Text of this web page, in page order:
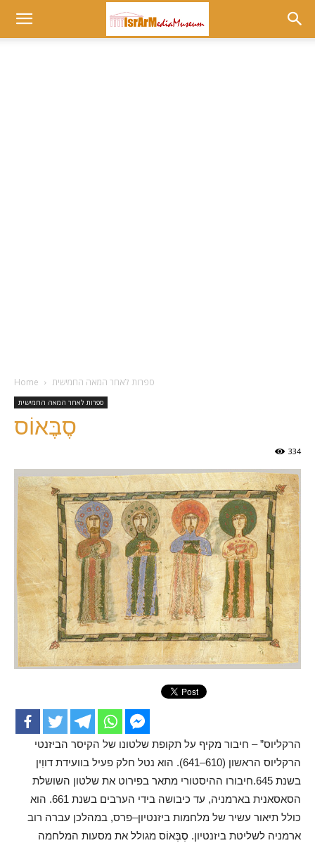
Museum
Home ספרות לאחר המאה החמישית
ספרות לאחר המאה החמישית
סֶבֶּאוֹס
334
הרקליוס” – חיבור מקיף על תקופת שלטונו של הקיסר הביזנטי
הרקליוס הראשון (610–641). הוא נטל חלק פעיל בוועידת דווִין
בשנת 645.חיבורו ההיסטורי מתאר בפירוט את שלטון השושלת
הסאסאנית בארמניה, עד כיבושה בידי הערבים בשנת 661. הוא
כולל תיאור עשיר של מלחמות ביזנטיון–פרס, במהלכן עברה רוב
ארמניה לשליטת ביזנטיון. סֶבֶּאוֹס מגולל את מסעות המלחמה